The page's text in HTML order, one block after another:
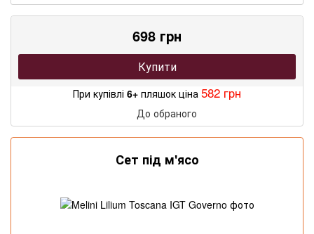
698 грн
Купити
При купівлі 6+ пляшок ціна 582 грн
До обраного
Сет під м'ясо